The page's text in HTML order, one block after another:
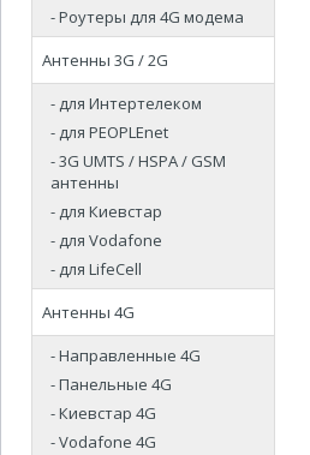
- Роутеры для 4G модема
Антенны 3G / 2G
- для Интертелеком
- для PEOPLEnet
- 3G UMTS / HSPA / GSM
антенны
- для Киевстар
- для Vodafone
- для LifeCell
Антенны 4G
- Направленные 4G
- Панельные 4G
- Киевстар 4G
- Vodafone 4G